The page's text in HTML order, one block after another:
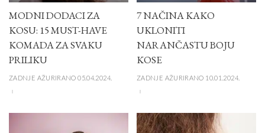
MODNI DODACI ZA
KOSU: 15 MUST-HAVE
KOMADA ZA SVAKU
PRILIKU
ZADNJE AŽURIRANO 05.04.2024.
7 NAČINA KAKO
UKLONITI
NARANČASTU BOJU
KOSE
ZADNJE AŽURIRANO 10.01.2024.